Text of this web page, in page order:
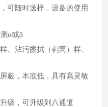
可随时送样，设备的使用
α或β
、沾污擦拭（剥离）样、
蔽，本底低，具有高灵敏
级，可升级到八通道